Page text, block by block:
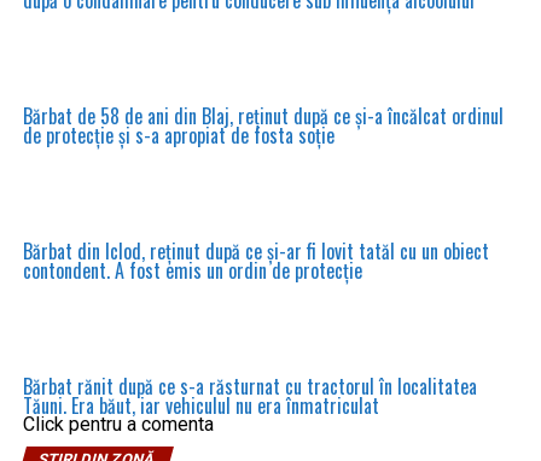
Bărbat de 58 de ani din Blaj, reținut după ce și-a încălcat ordinul
de protecție și s-a apropiat de fosta soție
Bărbat din Iclod, reținut după ce și-ar fi lovit tatăl cu un obiect
contondent. A fost emis un ordin de protecție
Bărbat rănit după ce s-a răsturnat cu tractorul în localitatea
Tăuni. Era băut, iar vehiculul nu era înmatriculat
Click pentru a comenta